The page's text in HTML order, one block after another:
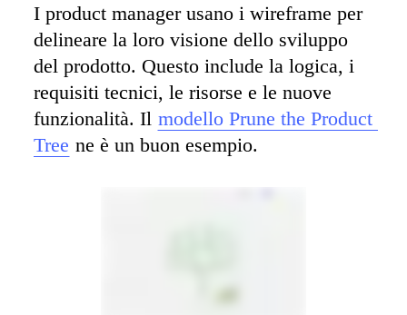
I product manager usano i wireframe per
delineare la loro visione dello sviluppo
del prodotto. Questo include la logica, i
requisiti tecnici, le risorse e le nuove
funzionalità. Il modello Prune the Product
Tree ne è un buon esempio.